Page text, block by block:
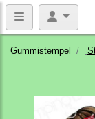
Gummistempel